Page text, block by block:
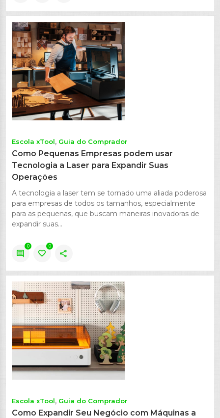
Escola xTool Guia do Comprador
Como Pequenas Empresas podem usar
Tecnologia a Laser para Expandir Suas
Operações
A tecnologia a laser tem se tornado uma aliada poderosa
para empresas de todos os tamanhos, especialmente
para as pequenas, que buscam maneiras inovadoras de
expandir suas...
comment
0
favorite
0
share
Escola xTool Guia do Comprador
Como Expandir Seu Negócio com Máquinas a